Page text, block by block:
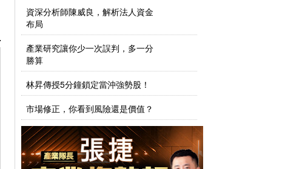
資深分析師陳威良，解析法人資金
布局
產業研究讓你少一次誤判，多一分
勝算
林昇傳授5分鐘鎖定當沖強勢股！
市場修正，你看到風險還是價值？